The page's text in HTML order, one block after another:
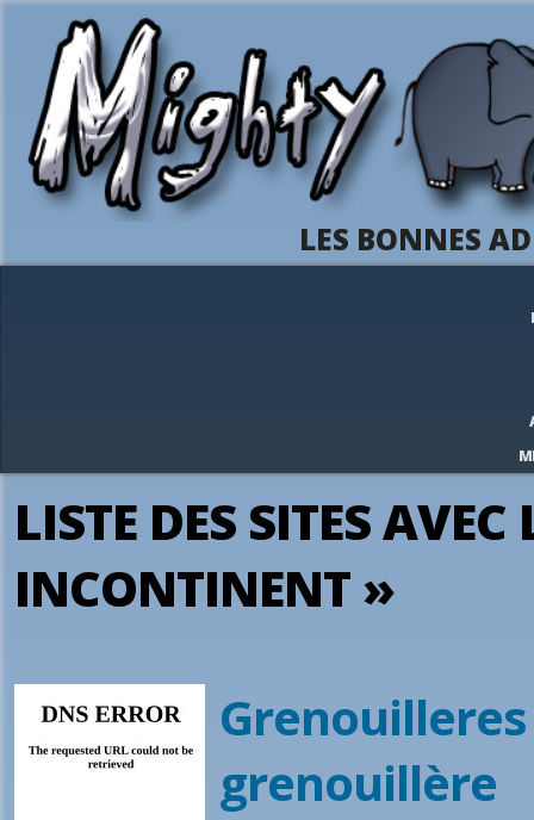
LES BONNES
LISTE DES SITES
INCONTINENT »
grenouillère